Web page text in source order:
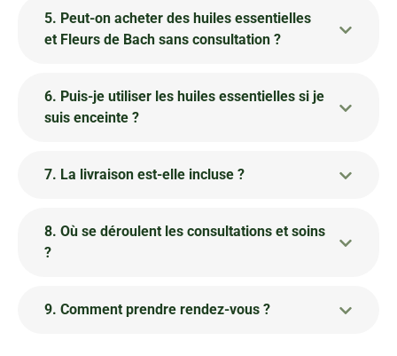
5. Peut-on acheter des huiles essentielles
et Fleurs de Bach sans consultation ?
6. Puis-je utiliser les huiles essentielles si je
suis enceinte ?
7. La livraison est-elle incluse ?
8. Où se déroulent les consultations et soins
?
9. Comment prendre rendez-vous ?